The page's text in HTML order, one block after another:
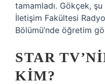
tamamladı. Gökçek,
İletişim Fakültesi
Bölümü’nde öğretim
STAR
KIM?